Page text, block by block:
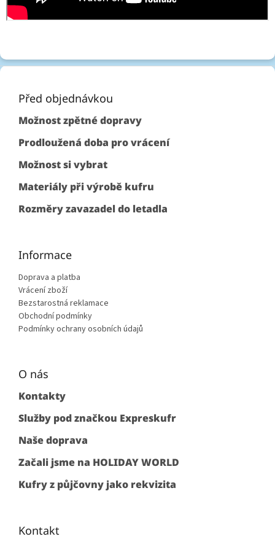
Z
Před objednávkou
Možnost zpětné dopravy
Prodloužená doba pro vrácení
Možnost si vybrat
Materiály při výrobě kufru
Rozměry zavazadel do letadla
Informace
Doprava a platba
Vrácení zboží
Bezstarostná reklamace
Obchodní podmínky
Podmínky ochrany osobních údajů
O nás
Kontakty
Služby pod značkou Expreskufr
Naše doprava
Začali jsme na HOLIDAY WORLD
Kufry z půjčovny jako rekvizita
Kontakt